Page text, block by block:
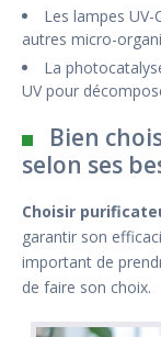
Les lampes
autres micro-
La
UV pour
Bien
selon ses
Choisir
garantir son
important de
de faire son choix.